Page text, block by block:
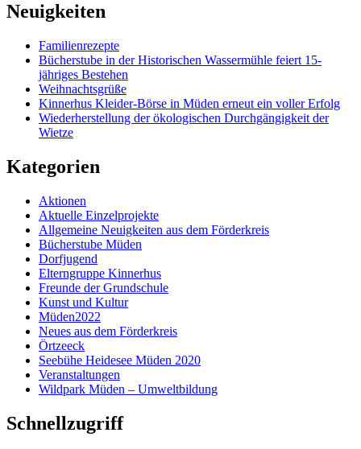
Neuigkeiten
Familienrezepte
Bücherstube in der Historischen Wassermühle feiert 15-
jähriges Bestehen
Weihnachtsgrüße
Kinnerhus Kleider-Börse in Müden erneut ein voller Erfolg
Wiederherstellung der ökologischen Durchgängigkeit der
Wietze
Kategorien
Aktionen
Aktuelle Einzelprojekte
Allgemeine Neuigkeiten aus dem Förderkreis
Bücherstube Müden
Dorfjugend
Elterngruppe Kinnerhus
Freunde der Grundschule
Kunst und Kultur
Müden2022
Neues aus dem Förderkreis
Örtzeeck
Seebühe Heidesee Müden 2020
Veranstaltungen
Wildpark Müden – Umweltbildung
Schnellzugriff